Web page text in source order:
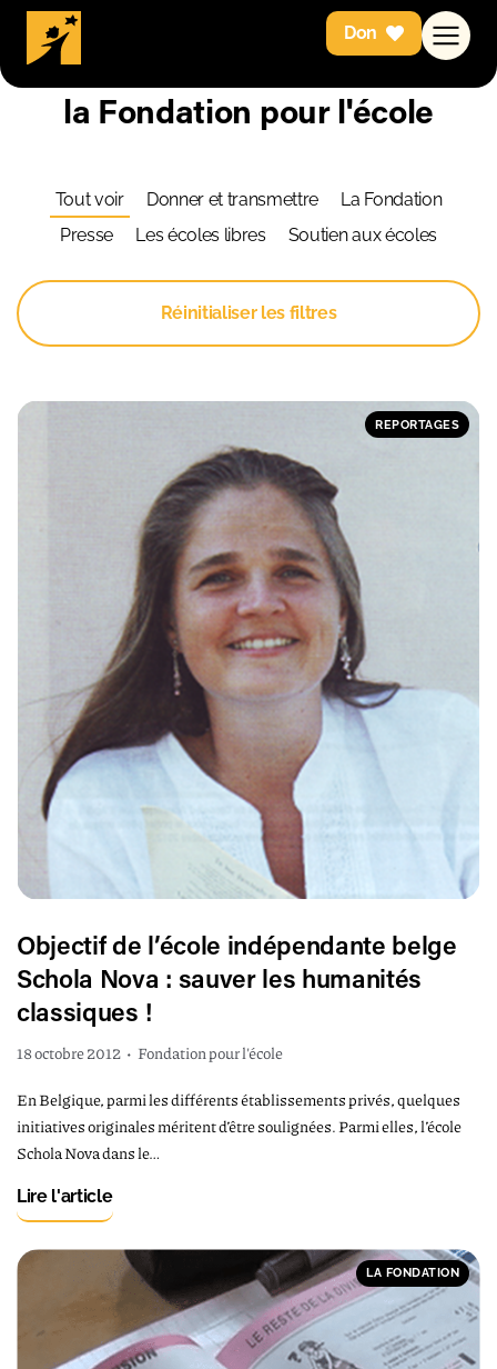
Don
Retrouvez toute l'actualité de
la Fondation pour l'école
Tout voir Donner et transmettre
La Fondation
Presse
Les écoles libres Soutien aux écoles
Réinitialiser les filtres
REPORTAGES
Objectif de l’école indépendante belge
Schola Nova : sauver les humanités
classiques !
18 octobre 2012 • Fondation pour l'école
En Belgique, parmi les différents établissements privés, quelques
initiatives originales méritent d’être soulignées. Parmi elles, l’école
Schola Nova dans le…
Lire l'article
LA FONDATION